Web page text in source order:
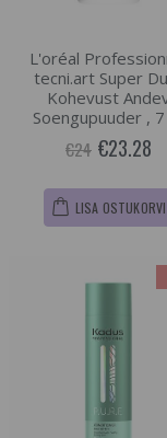
L'oréal
tecni.art Super
Kohevust
Soengupuuder ,
€24 €23.28
LISA OSTUKORVI